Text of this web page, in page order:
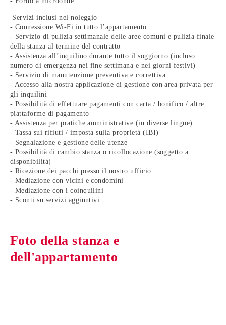
Servizi inclusi nel noleggio
- Connessione Wi-Fi in tutto l’appartamento
- Servizio di pulizia settimanale delle aree comuni e pulizia finale
della stanza al termine del contratto
- Assistenza all’inquilino durante tutto il soggiorno (incluso
numero di emergenza nei fine settimana e nei giorni festivi)
- Servizio di manutenzione preventiva e correttiva
- Accesso alla nostra applicazione di gestione con area privata per
gli inquilini
- Possibilità di effettuare pagamenti con carta / bonifico / altre
piattaforme di pagamento
- Assistenza per pratiche amministrative (in diverse lingue)
- Tassa sui rifiuti / imposta sulla proprietà (IBI)
- Segnalazione e gestione delle utenze
- Possibilità di cambio stanza o ricollocazione (soggetto a
disponibilità)
- Ricezione dei pacchi presso il nostro ufficio
- Mediazione con vicini e condomini
- Mediazione con i coinquilini
- Sconti su servizi aggiuntivi
Foto della stanza e
dell'appartamento